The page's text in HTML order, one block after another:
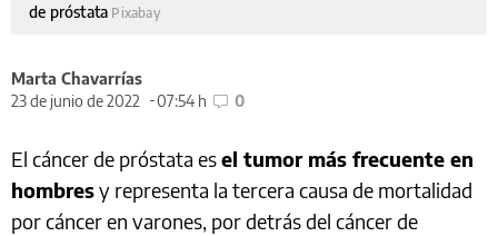
de próstata Pixabay
Marta Chavarrías
23 de junio de 2022
07:54 h 0
El cáncer de próstata esel tumor más frecuente en
hombresy representa la tercera causa de mortalidad
por cáncer en varones, por detrás del cáncer de